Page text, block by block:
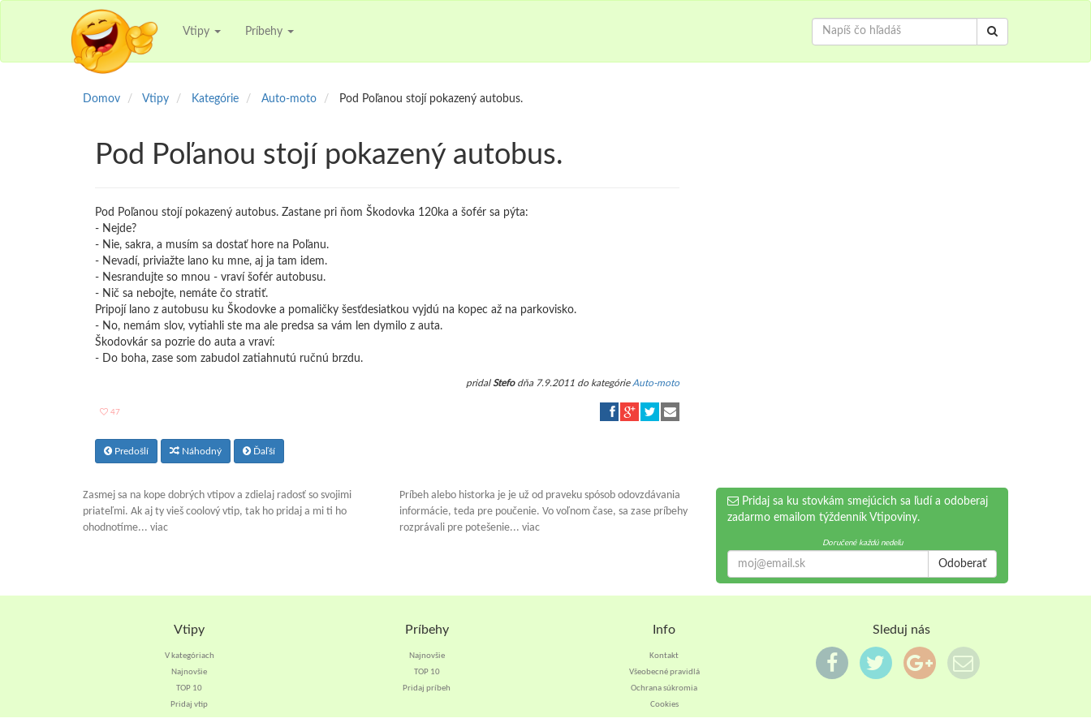
Vtipy Príbehy
Domov Vtipy Kategórie Auto-moto Pod Poľanou stojí pokazený autobus.
Pod Poľanou stojí pokazený autobus.
Pod Poľanou stojí pokazený autobus. Zastane pri ňom Škodovka 120ka a šofér sa pýta:
- Nejde?
- Nie, sakra, a musím sa dostať hore na Poľanu.
- Nevadí, priviažte lano ku mne, aj ja tam idem.
- Nesrandujte so mnou - vraví šofér autobusu.
- Nič sa nebojte, nemáte čo stratiť.
Pripojí lano z autobusu ku Škodovke a pomaličky šesťdesiatkou vyjdú na kopec až na parkovisko.
- No, nemám slov, vytiahli ste ma ale predsa sa vám len dymilo z auta.
Škodovkár sa pozrie do auta a vraví:
- Do boha, zase som zabudol zatiahnutú ručnú brzdu.
pridalStefodňa 7.9.2011 do kategórie Auto-moto
47
Predošlí Náhodný Ďaľší
Zasmej sa na kope dobrých vtipov a zdielaj radosť so svojimi
priateľmi. Ak aj ty vieš coolový vtip, tak ho pridaj a mi ti ho
ohodnotíme... viac
Príbeh alebo historka je je už od praveku spósob odovzdávania
informácie, teda pre poučenie. Vo voľnom čase, sa zase príbehy
rozprávali pre potešenie... viac
Pridaj sa ku stovkám smejúcich sa ľudí a odoberaj
zadarmo emailom týždenník Vtipoviny.
Doručené každú nedeľu
Odoberať
Vtipy
V kategóriach
Najnovšie
TOP 10
Pridaj vtip
Príbehy
Najnovšie
TOP 10
Pridaj príbeh
Info
Kontakt
Všeobecné pravidlá
Ochrana súkromia
Cookies
Sleduj nás